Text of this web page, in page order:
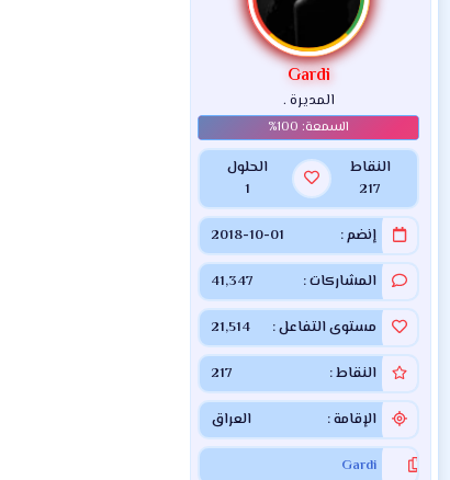
Gardi
المديرة .
النقاط
217
الحلول
1
إنضم 2018-10-01
المشاركات 41,347
مستوى التفاعل 21,514
النقاط 217
الإقامة العراق
Gardi